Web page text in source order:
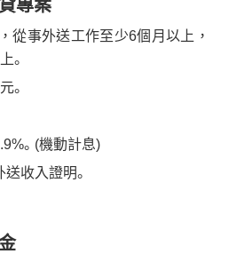
專案
從事外送工作至少6個月以上，
。
。
。(機動計息)
收入證明。